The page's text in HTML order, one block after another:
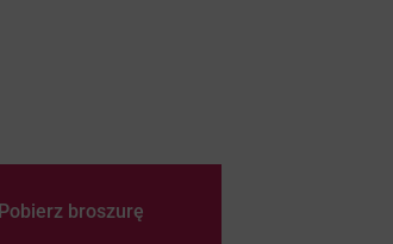
Pobierz broszurę